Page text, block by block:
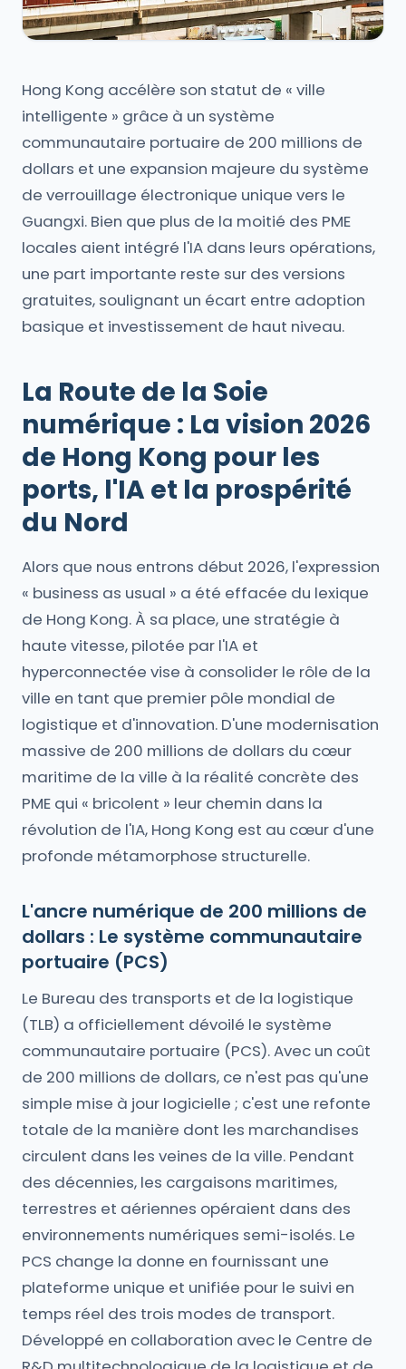
Hong Kong accélère son statut de « ville
intelligente » grâce à un système
communautaire portuaire de 200 millions de
dollars et une expansion majeure du système
de verrouillage électronique unique vers le
Guangxi. Bien que plus de la moitié des PME
locales aient intégré l'IA dans leurs opérations,
une part importante reste sur des versions
gratuites, soulignant un écart entre adoption
basique et investissement de haut niveau.
La Route de la Soie
numérique : La vision 2026
de Hong Kong pour les
ports, l'IA et la prospérité
du Nord
Alors que nous entrons début 2026, l'expression
« business as usual » a été effacée du lexique
de Hong Kong. À sa place, une stratégie à
haute vitesse, pilotée par l'IA et
hyperconnectée vise à consolider le rôle de la
ville en tant que premier pôle mondial de
logistique et d'innovation. D'une modernisation
massive de 200 millions de dollars du cœur
maritime de la ville à la réalité concrète des
PME qui « bricolent » leur chemin dans la
révolution de l'IA, Hong Kong est au cœur d'une
profonde métamorphose structurelle.
L'ancre numérique de 200 millions de
dollars : Le système communautaire
portuaire (PCS)
Le Bureau des transports et de la logistique
(TLB) a officiellement dévoilé le système
communautaire portuaire (PCS). Avec un coût
de 200 millions de dollars, ce n'est pas qu'une
simple mise à jour logicielle ; c'est une refonte
totale de la manière dont les marchandises
circulent dans les veines de la ville. Pendant
des décennies, les cargaisons maritimes,
terrestres et aériennes opéraient dans des
environnements numériques semi-isolés. Le
PCS change la donne en fournissant une
plateforme unique et unifiée pour le suivi en
temps réel des trois modes de transport.
Développé en collaboration avec le Centre de